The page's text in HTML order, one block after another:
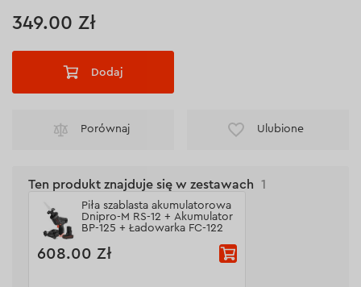
349.00 Zł
Dodaj
Porównaj Ulubione
Ten produkt znajduje się w zestawach 1
Piła szablasta akumulatorowa
Dnipro-M RS-12 + Akumulator
BP-125 + Ładowarka FC-122
608.00 Zł